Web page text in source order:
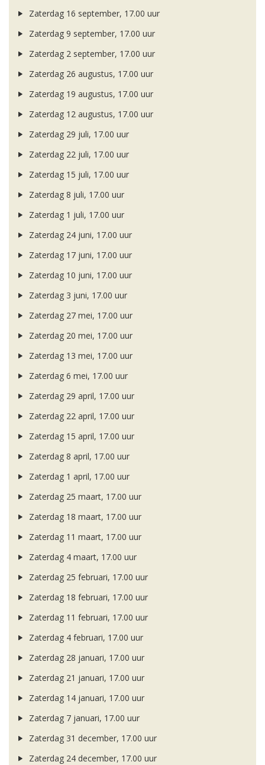
Zaterdag 16 september, 17.00 uur
Zaterdag 9 september, 17.00 uur
Zaterdag 2 september, 17.00 uur
Zaterdag 26 augustus, 17.00 uur
Zaterdag 19 augustus, 17.00 uur
Zaterdag 12 augustus, 17.00 uur
Zaterdag 29 juli, 17.00 uur
Zaterdag 22 juli, 17.00 uur
Zaterdag 15 juli, 17.00 uur
Zaterdag 8 juli, 17.00 uur
Zaterdag 1 juli, 17.00 uur
Zaterdag 24 juni, 17.00 uur
Zaterdag 17 juni, 17.00 uur
Zaterdag 10 juni, 17.00 uur
Zaterdag 3 juni, 17.00 uur
Zaterdag 27 mei, 17.00 uur
Zaterdag 20 mei, 17.00 uur
Zaterdag 13 mei, 17.00 uur
Zaterdag 6 mei, 17.00 uur
Zaterdag 29 april, 17.00 uur
Zaterdag 22 april, 17.00 uur
Zaterdag 15 april, 17.00 uur
Zaterdag 8 april, 17.00 uur
Zaterdag 1 april, 17.00 uur
Zaterdag 25 maart, 17.00 uur
Zaterdag 18 maart, 17.00 uur
Zaterdag 11 maart, 17.00 uur
Zaterdag 4 maart, 17.00 uur
Zaterdag 25 februari, 17.00 uur
Zaterdag 18 februari, 17.00 uur
Zaterdag 11 februari, 17.00 uur
Zaterdag 4 februari, 17.00 uur
Zaterdag 28 januari, 17.00 uur
Zaterdag 21 januari, 17.00 uur
Zaterdag 14 januari, 17.00 uur
Zaterdag 7 januari, 17.00 uur
Zaterdag 31 december, 17.00 uur
Zaterdag 24 december, 17.00 uur